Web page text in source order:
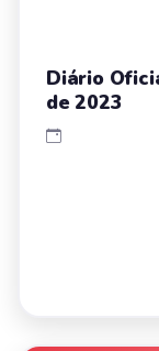
Diário
de 2023